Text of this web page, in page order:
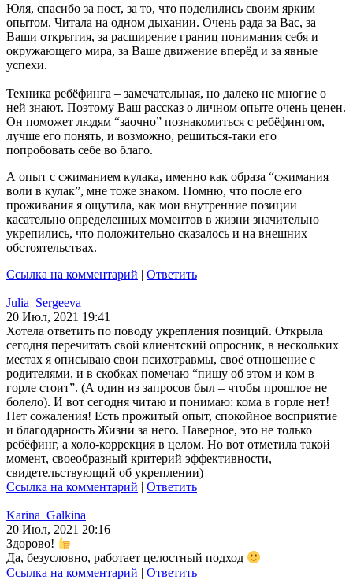
Юля, спасибо за пост, за то, что поделились своим ярким
опытом. Читала на одном дыхании. Очень рада за Вас, за
Ваши открытия, за расширение границ понимания себя и
окружающего мира, за Ваше движение вперёд и за явные
успехи.
Техника ребёфинга – замечательная, но далеко не многие о
ней знают. Поэтому Ваш рассказ о личном опыте очень ценен.
Он поможет людям “заочно” познакомиться с ребёфингом,
лучше его понять, и возможно, решиться-таки его
попробовать себе во благо.
А опыт с сжиманием кулака, именно как образа “сжимания
воли в кулак”, мне тоже знаком. Помню, что после его
проживания я ощутила, как мои внутренние позиции
касательно определенных моментов в жизни значительно
укрепились, что положительно сказалось и на внешних
обстоятельствах.
Ссылка на комментарий | Ответить
Julia_Sergeeva
20 Июл, 2021 19:41
Хотела ответить по поводу укрепления позиций. Открыла
сегодня перечитать свой клиентский опросник, в нескольких
местах я описываю свои психотравмы, своё отношение с
родителями, и в скобках помечаю “пишу об этом и ком в
горле стоит”. (А один из запросов был – чтобы прошлое не
болело). И вот сегодня читаю и понимаю: кома в горле нет!
Нет сожаления! Есть прожитый опыт, спокойное восприятие
и благодарность Жизни за него. Наверное, это не только
ребёфинг, а холо-коррекция в целом. Но вот отметила такой
момент, своеобразный критерий эффективности,
свидетельствующий об укреплении)
Ссылка на комментарий | Ответить
Karina_Galkina
20 Июл, 2021 20:16
Здорово!
Да, безусловно, работает целостный подход
Ссылка на комментарий | Ответить